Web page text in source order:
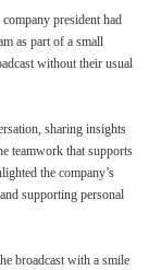
president had
as part of a small
without their usual
sharing insights
teamwork that supports
the company’s
supporting personal
broadcast with a smile